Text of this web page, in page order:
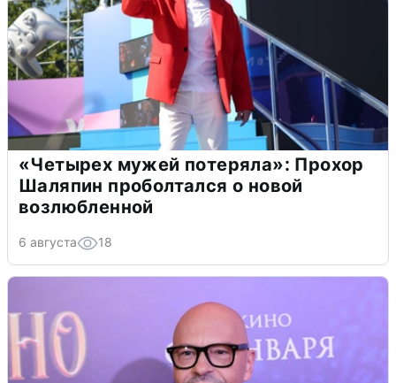
«Четырех мужей потеряла»: Прохор
Шаляпин проболтался о новой
возлюбленной
6 августа 18